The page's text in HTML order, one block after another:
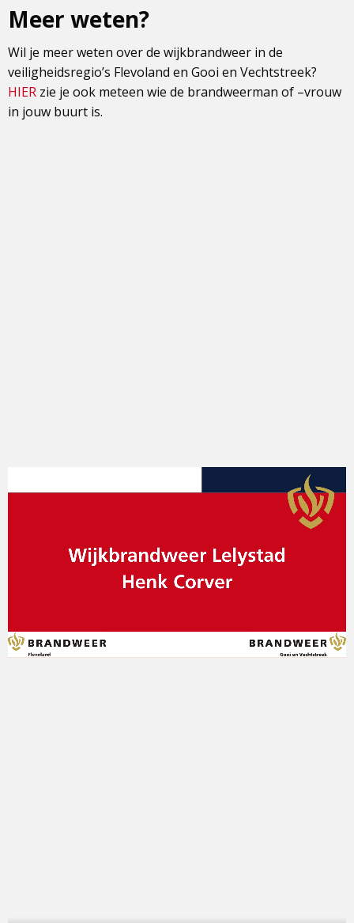
Meer weten?
Wil je meer weten over de wijkbrandweer in de
veiligheidsregio’s Flevoland en Gooi en Vechtstreek?
HIER zie je ook meteen wie de brandweerman of –vrouw
in jouw buurt is.